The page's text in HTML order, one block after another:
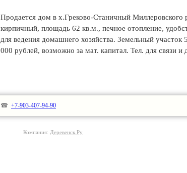
Продается дом в х.Греково-Станичный Миллеровского
кирпичный, площадь 62 кв.м., печное отопление,
для ведения домашнего хозяйства. Земельный
000 рублей, возможно за мат. капитал. Тел. для связи
☎ +7-903-407-94-90
Компания: Деревенск.Ру